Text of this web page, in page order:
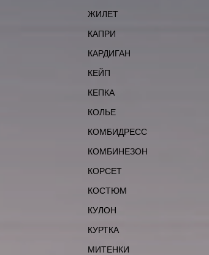
ЖИЛЕТ
КАПРИ
КАРДИГАН
КЕЙП
КЕПКА
КОЛЬЕ
КОМБИДРЕСС
КОМБИНЕЗОН
КОРСЕТ
КОСТЮМ
КУЛОН
КУРТКА
МИТЕНКИ